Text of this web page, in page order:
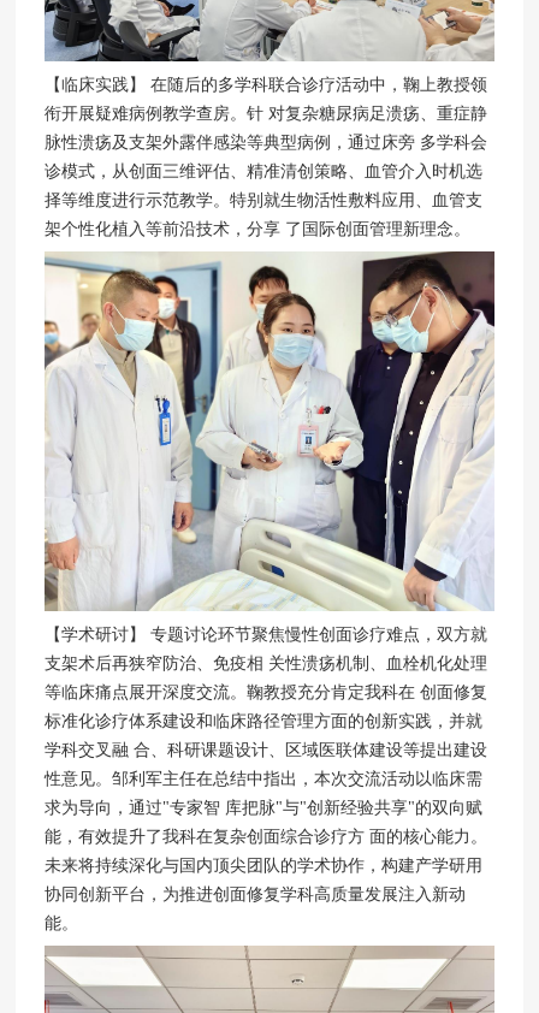
【临床实践】 在随后的多学科联合诊疗活动中，鞠上教授领
衔开展疑难病例教学查房。针 对复杂糖尿病足溃疡、重症静
脉性溃疡及支架外露伴感染等典型病例，通过床旁 多学科会
诊模式，从创面三维评估、精准清创策略、血管介入时机选
择等维度进行示范教学。特别就生物活性敷料应用、血管支
架个性化植入等前沿技术，分享 了国际创面管理新理念。
【学术研讨】 专题讨论环节聚焦慢性创面诊疗难点，双方就
支架术后再狭窄防治、免疫相 关性溃疡机制、血栓机化处理
等临床痛点展开深度交流。鞠教授充分肯定我科在 创面修复
标准化诊疗体系建设和临床路径管理方面的创新实践，并就
学科交叉融 合、科研课题设计、区域医联体建设等提出建设
性意见。邹利军主任在总结中指出，本次交流活动以临床需
求为导向，通过"专家智 库把脉"与"创新经验共享"的双向赋
能，有效提升了我科在复杂创面综合诊疗方 面的核心能力。
未来将持续深化与国内顶尖团队的学术协作，构建产学研用
协同创新平台，为推进创面修复学科高质量发展注入新动
能。